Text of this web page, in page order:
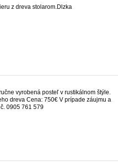
z dreva stolarom.Dlzka
vyrobená posteľ v rustikálnom štýle.
dreva Cena: 750€ V prípade záujmu a
0905 761 579